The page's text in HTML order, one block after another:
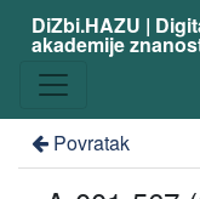
DiZbi.HAZU |
akademije
Povratak